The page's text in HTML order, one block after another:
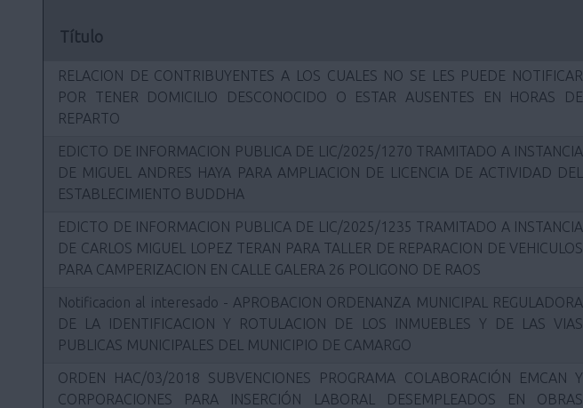
Título
RELACION DE CONTRIBUYENTES A LOS CUALES NO SE LES PUEDE NOTIFICAR
POR TENER DOMICILIO DESCONOCIDO O ESTAR AUSENTES EN HORAS DE
REPARTO
EDICTO DE INFORMACION PUBLICA DE LIC/2025/1270 TRAMITADO A INSTANCIA
DE MIGUEL ANDRES HAYA PARA AMPLIACION DE LICENCIA DE ACTIVIDAD DEL
ESTABLECIMIENTO BUDDHA
EDICTO DE INFORMACION PUBLICA DE LIC/2025/1235 TRAMITADO A INSTANCIA
DE CARLOS MIGUEL LOPEZ TERAN PARA TALLER DE REPARACION DE VEHICULOS
PARA CAMPERIZACION EN CALLE GALERA 26 POLIGONO DE RAOS
Notificacion al interesado - APROBACION ORDENANZA MUNICIPAL REGULADORA
DE LA IDENTIFICACION Y ROTULACION DE LOS INMUEBLES Y DE LAS VIAS
PUBLICAS MUNICIPALES DEL MUNICIPIO DE CAMARGO
ORDEN HAC/03/2018 SUBVENCIONES PROGRAMA COLABORACIÓN EMCAN Y
CORPORACIONES PARA INSERCIÓN LABORAL DESEMPLEADOS EN OBRAS